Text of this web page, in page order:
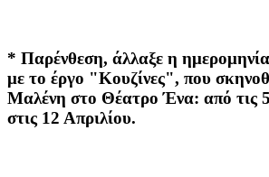
* Παρένθεση, άλλαξε η
με το έργο "Κουζίνες", που
Μαλένη στο Θέατρο Ένα: από τις
στις 12 Απριλίου.